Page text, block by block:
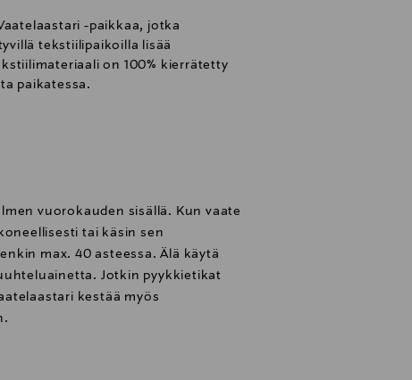
-paikkaa, jotka
tekstiilipaikoilla lisää
on 100% kierrätetty
paikatessa.
vuorokauden sisällä. Kun vaate
tai käsin sen
max. 40 asteessa. Älä käytä
Jotkin pyykkietikat
kestää myös